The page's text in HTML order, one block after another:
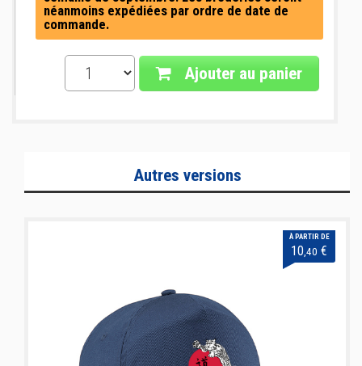
néanmoins expédiées par ordre de date de
commande.
Ajouter au panier
Autres versions
À PARTIR DE
10 ,40 €